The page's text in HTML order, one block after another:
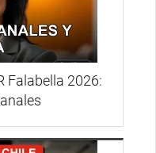
Falabella 2026: